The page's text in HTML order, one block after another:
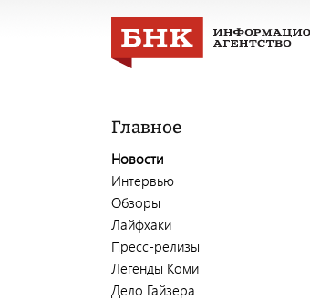
Главное
Новости
Интервью
Обзоры
Лайфхаки
Пресс-релизы
Легенды Коми
Дело Гайзера